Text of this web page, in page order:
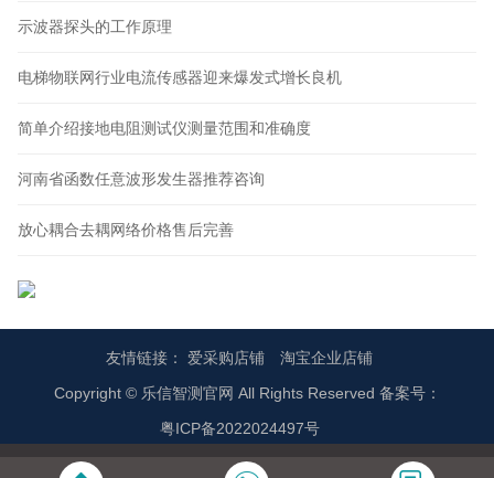
示波器探头的工作原理
电梯物联网行业电流传感器迎来爆发式增长良机
简单介绍接地电阻测试仪测量范围和准确度
河南省函数任意波形发生器推荐咨询
放心耦合去耦网络价格售后完善
友情链接： 爱采购店铺
淘宝企业店铺
Copyright © 乐信智测官网 All Rights Reserved 备案号：
粤ICP备2022024497号